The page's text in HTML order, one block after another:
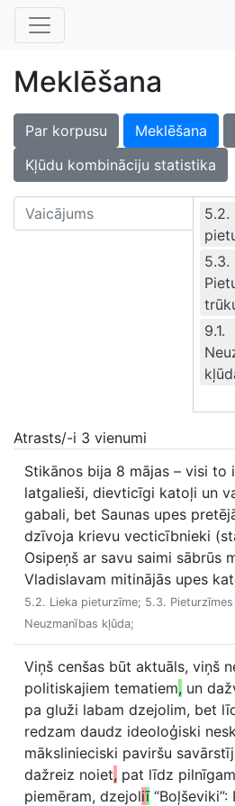
Meklēšana
Par korpusu Meklēšana
Kļūdu kombināciju statistika
5.2.
5.3.
9.1.
Atrasts/-i 3 vienumi
Stikānos bija 8 mājas – visi to
latgalieši, dievticīgi katoļi un
gabali, bet Saunas upes
dzīvoja krievu vecticībnieki
Osipeņš ar savu saimi sābrūs
Vladislavam mitinājās upes
5.2. Lieka pieturzīme; 5.3.
Neuzmanības kļūda;
Viņš cenšas būt aktuāls, viņš
politiskajiem tematiem, un
pa gluži labam dzejolim, bet
redzam daudz ideoloģiski
mākslinieciski paviršu
dažreiz noiet, pat līdz
piemēram, dzejoliī“Boļševiki”: